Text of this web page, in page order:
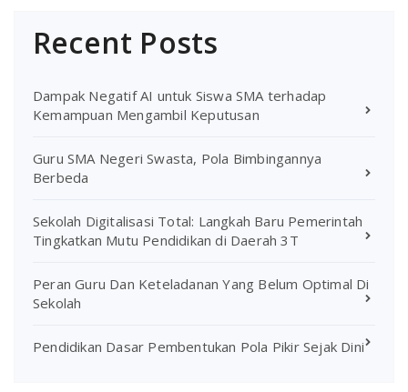
Recent Posts
Dampak Negatif AI untuk Siswa SMA terhadap
Kemampuan Mengambil Keputusan
Guru SMA Negeri Swasta, Pola Bimbingannya
Berbeda
Sekolah Digitalisasi Total: Langkah Baru Pemerintah
Tingkatkan Mutu Pendidikan di Daerah 3T
Peran Guru Dan Keteladanan Yang Belum Optimal Di
Sekolah
Pendidikan Dasar Pembentukan Pola Pikir Sejak Dini